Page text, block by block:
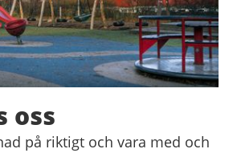
oss
på riktigt och vara med och